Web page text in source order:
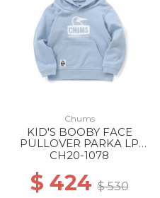
Chums
KID'S BOOBY FACE
PULLOVER PARKA LP
A019 SAX
CH20-1078
$ 424$ 530